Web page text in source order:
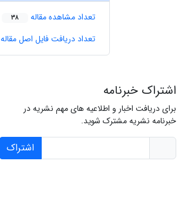
تعداد مشاهده مقاله 38
تعداد دریافت فایل اصل مقاله
اشتراک خبرنامه
برای دریافت اخبار و اطلاعیه های مهم نشریه در
خبرنامه نشریه مشترک شوید.
اشتراک